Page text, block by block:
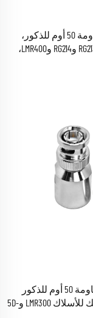
سعر المصنع: موصلات RF من نوع TNC بمقاومة 50 أوم للذكور،
موصلات توصيل بدون لحام للأسلاك RG8 وRG213 وRG214 وLMR400،
تزويد المصنع: موصلات RF من نوع BNC بمقاومة 50 أوم للذكور
مصنوعة من النحاس، موصلات تثبيت بالمشابك للأسلاك LMR300 و5D-